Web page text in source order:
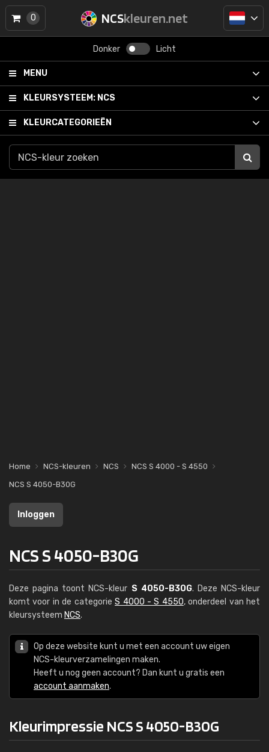
NCSkleuren.net
Donker Licht
MENU
KLEURSYSTEEM: NCS
KLEURCATEGORIEËN
0
Home NCS-kleuren NCS
NCS S 4000 - S 4550
NCS S 4050-B30G
Inloggen
NCS S 4050-B30G
Deze pagina toont NCS-kleur S 4050-B30G. Deze NCS-kleur
komt voor in de categorieS 4000 - S 4550, onderdeel van het
kleursysteem NCS.
Op deze website kunt u met een account uw eigen
NCS-kleurverzamelingen maken.
Heeft u nog geen account? Dan kunt u gratis een
account aanmaken.
Kleurimpressie NCS S 4050-B30G